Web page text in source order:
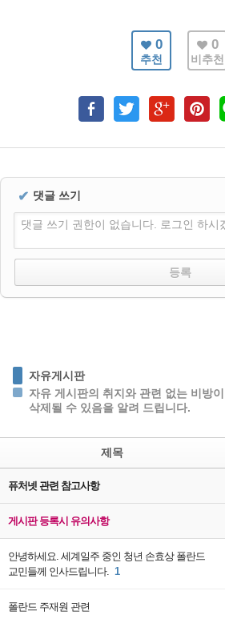
0
추천
0
비추천
✔ 댓글 쓰기
댓글 쓰기 권한이 없습니다. 로그인 하시
자유게시판
자유 게시판의 취지와 관련 없는 비방
삭제될 수 있음을 알려 드립니다.
제목
퓨처넷 관련 참고사항
게시판 등록시 유의사항
안녕하세요. 세계일주 중인 청년 손효상 폴란드
교민들께 인사드립니다. 1
폴란드 주재원 관련